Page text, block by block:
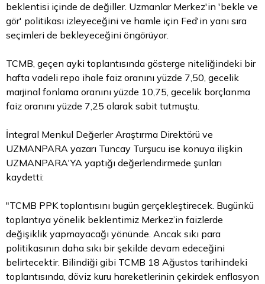
beklentisi içinde de değiller. Uzmanlar Merkez'in 'bekle ve
gör' politikası izleyeceğini ve hamle için Fed'in yanı sıra
seçimleri de bekleyeceğini öngörüyor.
TCMB, geçen ayki toplantısında gösterge niteliğindeki bir
hafta vadeli repo ihale faiz oranını yüzde 7,50, gecelik
marjinal fonlama oranını yüzde 10,75, gecelik borçlanma
faiz oranını yüzde 7,25 olarak sabit tutmuştu.
İntegral Menkul Değerler Araştırma Direktörü ve
UZMANPARA yazarı Tuncay Turşucu ise konuya ilişkin
UZMANPARA'YA yaptığı değerlendirmede şunları
kaydetti:
"TCMB PPK toplantısını bugün gerçekleştirecek. Bugünkü
toplantıya yönelik beklentimiz Merkez’in faizlerde
değişiklik yapmayacağı yönünde. Ancak sıkı para
politikasının daha sıkı bir şekilde devam edeceğini
belirtecektir. Bilindiği gibi TCMB 18 Ağustos tarihindeki
toplantısında, döviz kuru hareketlerinin çekirdek enflasyon